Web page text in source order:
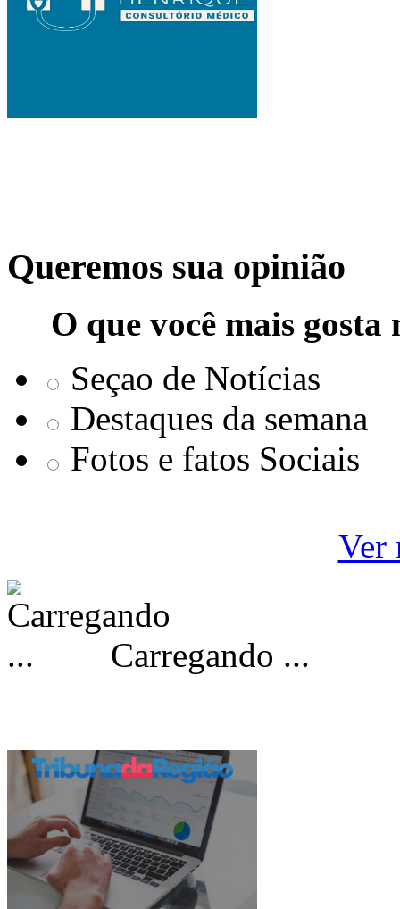
Queremos sua opinião
O que você mais
Seçao de Notícias
Destaques da semana
Fotos e fatos Sociais
Ver
Carregando ...